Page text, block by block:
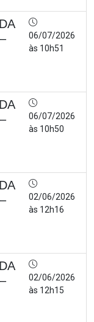
06/07/2026
às 10h51
06/07/2026
às 10h50
02/06/2026
às 12h16
02/06/2026
às 12h15